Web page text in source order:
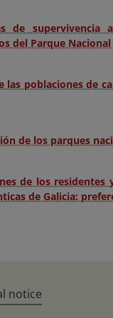
de
del Parque
las poblaciones de
de los parques
de los
de Galicia:
notice